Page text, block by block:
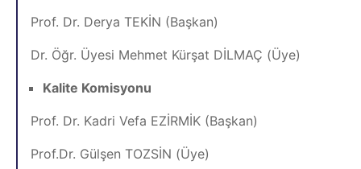
Prof. Dr. Derya TEKİN (Başkan)
Dr. Öğr. Üyesi Mehmet Kürşat DİLMAÇ (Üye)
Kalite Komisyonu
Prof. Dr. Kadri Vefa EZİRMİK (Başkan)
Prof.Dr. Gülşen TOZSİN (Üye)